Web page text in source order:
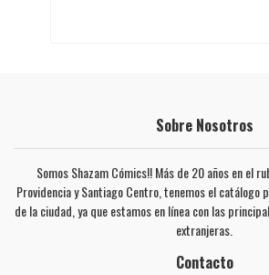
Sobre Nosotros
Somos Shazam Cómics!! Más de 20 años en el
Providencia y Santiago Centro, tenemos el catálogo
de la ciudad, ya que estamos en línea con las
extranjeras.
Contacto